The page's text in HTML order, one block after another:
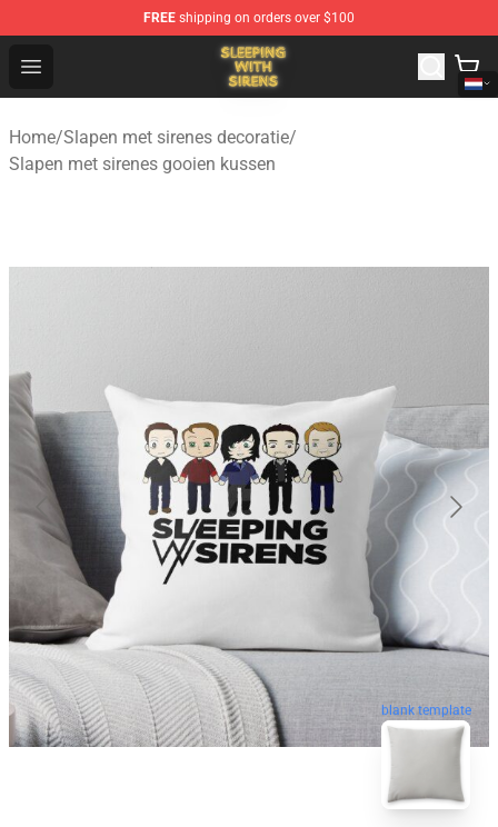
FREE shipping on orders over $100
Open menu
Sleeping With Sirens Store - Official Sleeping With
Home/Slapen met sirenes decoratie/
Slapen met sirenes gooien kussen
blank template